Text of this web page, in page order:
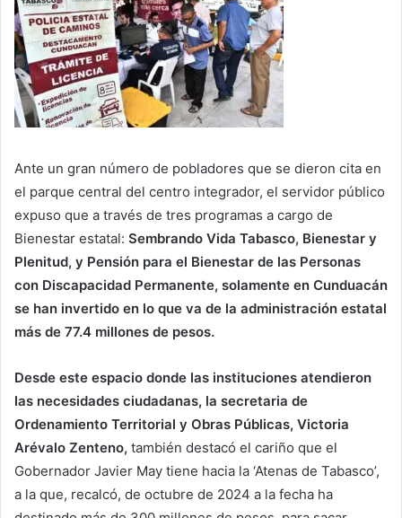
Ante un gran número de pobladores que se dieron cita en
el parque central del centro integrador, el servidor público
expuso que a través de tres programas a cargo de
Bienestar estatal: Sembrando Vida Tabasco, Bienestar y
Plenitud, y Pensión para el Bienestar de las Personas
con Discapacidad Permanente, solamente en Cunduacán
se han invertido en lo que va de la administración estatal
más de 77.4 millones de pesos.
Desde este espacio donde las instituciones atendieron
las necesidades ciudadanas, la secretaria de
Ordenamiento Territorial y Obras Públicas, Victoria
Arévalo Zenteno, también destacó el cariño que el
Gobernador Javier May tiene hacia la ‘Atenas de Tabasco’,
a la que, recalcó, de octubre de 2024 a la fecha ha